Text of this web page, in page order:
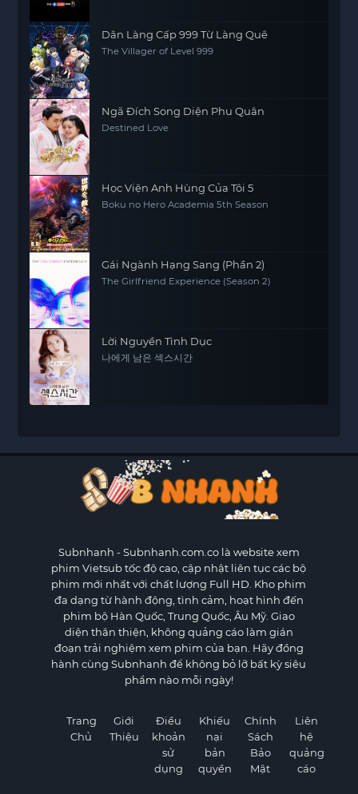
Dân Làng Cấp 999 Từ Làng Quê
The Villager of Level 999
Ngã Đích Song Diện Phu Quân
Destined Love
Học Viện Anh Hùng Của Tôi 5
Boku no Hero Academia 5th Season
Gái Ngành Hạng Sang (Phần 2)
The Girlfriend Experience (Season 2)
Lời Nguyền Tình Dục
나에게 남은 섹스시간
Subnhanh - Subnhanh.com.co là website xem
phim Vietsub tốc độ cao, cập nhật liên tục các bộ
phim mới nhất với chất lượng Full HD. Kho phim
đa dạng từ hành động, tình cảm, hoạt hình đến
phim bộ Hàn Quốc, Trung Quốc, Âu Mỹ. Giao
diện thân thiện, không quảng cáo làm gián
đoạn trải nghiệm xem phim của bạn. Hãy đồng
hành cùng Subnhanh để không bỏ lỡ bất kỳ siêu
phẩm nào mỗi ngày!
Trang
Chủ
Giới
Thiệu
Điều
khoản
sử
dụng
Khiếu
nại
bản
quyền
Chính
Sách
Bảo
Mật
Liên
hệ
quảng
cáo